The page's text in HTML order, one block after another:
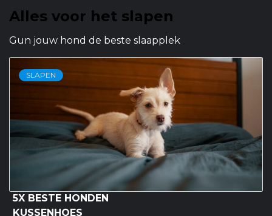
Alles voor het slapen
Gun jouw hond de beste slaapplek
SLAPEN
5X BESTE HONDEN
KUSSENHOES